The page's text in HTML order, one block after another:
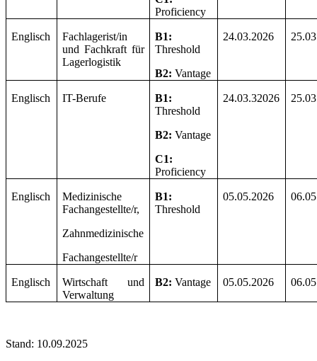
Proficiency
Englisch
Fachlagerist/in
und Fachkraft für
Lagerlogistik
B1:
Threshold
B2:Vantage
24.03.2026
Englisch IT-Berufe
B1:
Threshold
B2:Vantage
C1:
Proficiency
24.03.32026
Englisch
Medizinische
Fachangestellte/r,
Zahnmedizinische
Fachangestellte/r
B1:
Threshold
05.05.2026
Englisch
Wirtschaft und
Verwaltung
B2:Vantage 05.05.2026
Stand: 10.09.2025